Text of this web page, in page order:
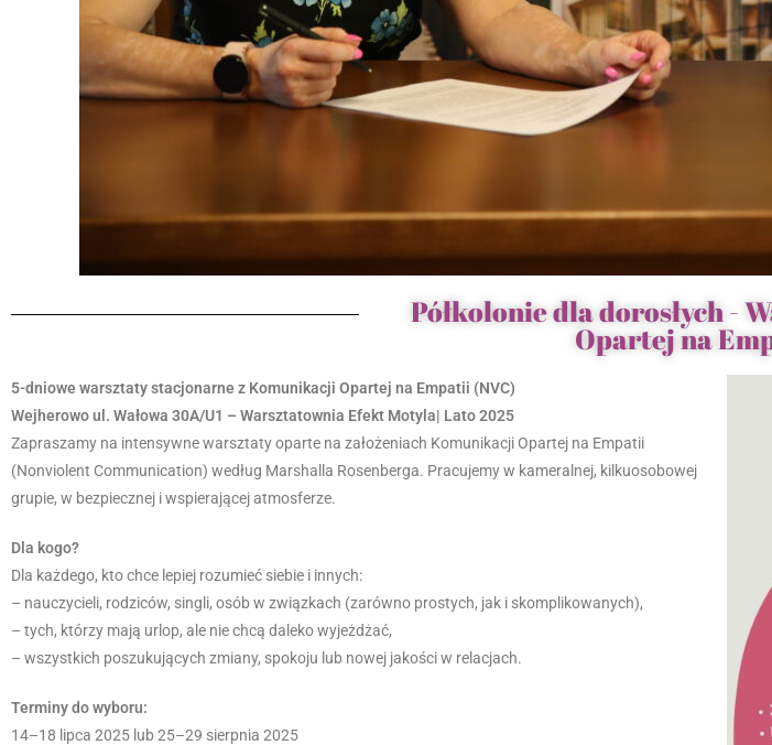
Półkolonie dla dorosłych -
Opartej na
5-dniowe warsztaty stacjonarne z Komunikacji Opartej na Empatii (NVC)
Wejherowo ul. Wałowa 30A/U1 – Warsztatownia Efekt Motyla| Lato 2025
Zapraszamy na intensywne warsztaty oparte na założeniach Komunikacji Opartej na Empatii
(Nonviolent Communication) według Marshalla Rosenberga. Pracujemy w kameralnej, kilkuosobowej
grupie, w bezpiecznej i wspierającej atmosferze.
Dla kogo?
Dla każdego, kto chce lepiej rozumieć siebie i innych:
– nauczycieli, rodziców, singli, osób w związkach (zarówno prostych, jak i skomplikowanych),
– tych, którzy mają urlop, ale nie chcą daleko wyjeżdżać,
– wszystkich poszukujących zmiany, spokoju lub nowej jakości w relacjach.
Terminy do wyboru:
14–18 lipca 2025 lub 25–29 sierpnia 2025